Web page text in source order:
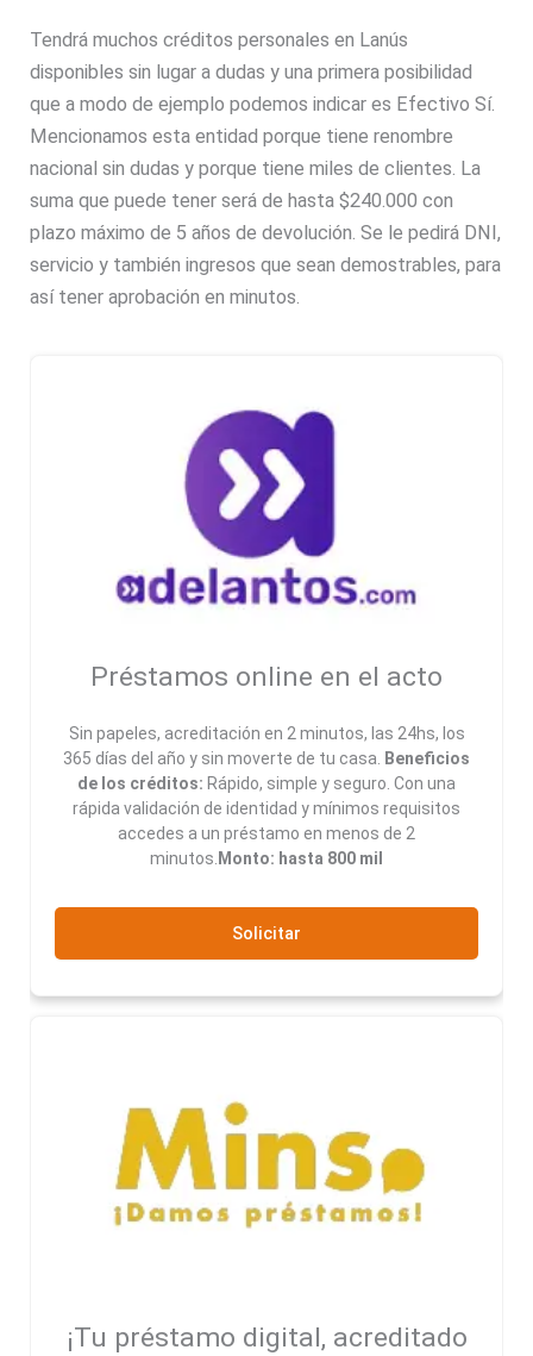
Tendrá muchos créditos personales en Lanús
disponibles sin lugar a dudas y una primera posibilidad
que a modo de ejemplo podemos indicar es Efectivo Sí.
Mencionamos esta entidad porque tiene renombre
nacional sin dudas y porque tiene miles de clientes. La
suma que puede tener será de hasta $240.000 con
plazo máximo de 5 años de devolución. Se le pedirá DNI,
servicio y también ingresos que sean demostrables, para
así tener aprobación en minutos.
Préstamos online en el acto
Sin papeles, acreditación en 2 minutos, las 24hs, los
365 días del año y sin moverte de tu casa.
Beneficios
de los créditos: Rápido, simple y seguro. Con una
rápida validación de identidad y mínimos requisitos
accedes a un préstamo en menos de 2
minutos. Monto: hasta 800 mil
Solicitar
¡Tu préstamo digital, acreditado